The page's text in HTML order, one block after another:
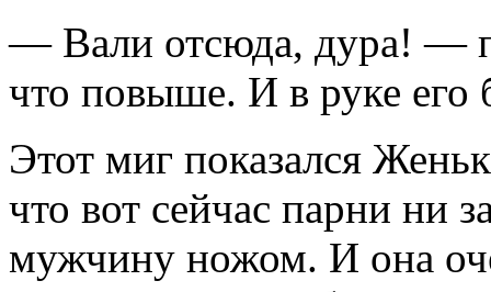
— Вали отсюда, дура! —
что повыше. И в руке его
Этот миг показался
что вот сейчас парни ни
мужчину ножом. И она